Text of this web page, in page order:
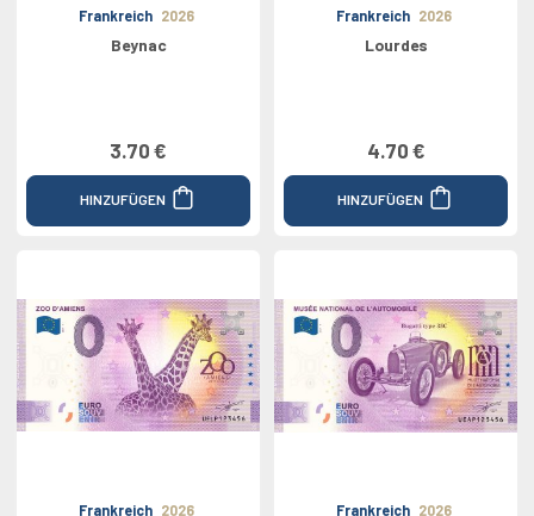
Frankreich 2026
Beynac
3.70 €
HINZUFÜGEN
Frankreich 2026
Lourdes
4.70 €
HINZUFÜGEN
Frankreich 2026 Frankreich 2026